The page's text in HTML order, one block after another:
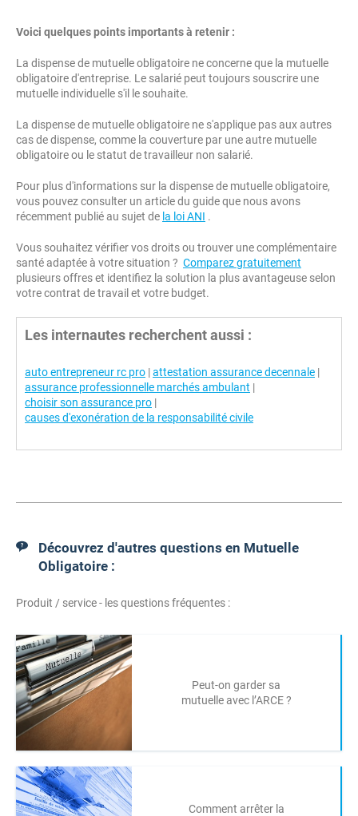
Voici quelques points importants à retenir :
La dispense de mutuelle obligatoire ne concerne que la mutuelle
obligatoire d'entreprise. Le salarié peut toujours souscrire une
mutuelle individuelle s'il le souhaite.
La dispense de mutuelle obligatoire ne s'applique pas aux autres
cas de dispense, comme la couverture par une autre mutuelle
obligatoire ou le statut de travailleur non salarié.
Pour plus d'informations sur la dispense de mutuelle obligatoire,
vous pouvez consulter un article du guide que nous avons
récemment publié au sujet de la loi ANI .
Vous souhaitez vérifier vos droits ou trouver une complémentaire
santé adaptée à votre situation ? Comparez gratuitement
plusieurs offres et identifiez la solution la plus avantageuse selon
votre contrat de travail et votre budget.
Les internautes recherchent aussi :
auto entrepreneur rc pro |attestation assurance decennale |
assurance professionnelle marchés ambulant |
choisir son assurance pro |
causes d'exonération de la responsabilité civile
Découvrez d'autres questions en Mutuelle
Obligatoire :
Produit / service - les questions fréquentes :
Peut-on garder sa
mutuelle avec l’ARCE ?
Comment arrêter la